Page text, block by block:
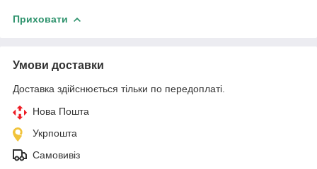
Приховати
Умови доставки
Доставка здійснюється тільки по передоплаті.
Нова Пошта
Укрпошта
Самовивіз